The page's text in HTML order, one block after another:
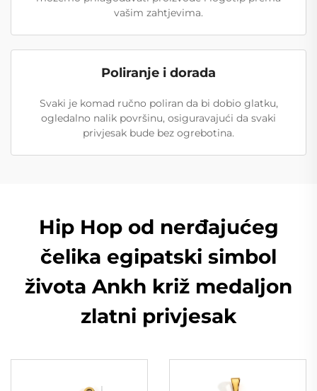
vašim zahtjevima.
Poliranje i dorada
Svaki je komad ručno poliran da bi dobio glatku,
ogledalno nalik površinu, osiguravajući da svaki
privjesak bude bez ogrebotina.
Hip Hop od nerđajućeg
čelika egipatski simbol
života Ankh križ medaljon
zlatni privjesak